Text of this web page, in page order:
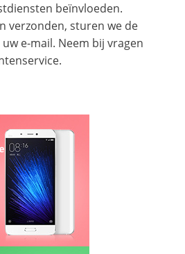
beïnvloeden.
verzonden, sturen we de
e-mail. Neem bij vragen